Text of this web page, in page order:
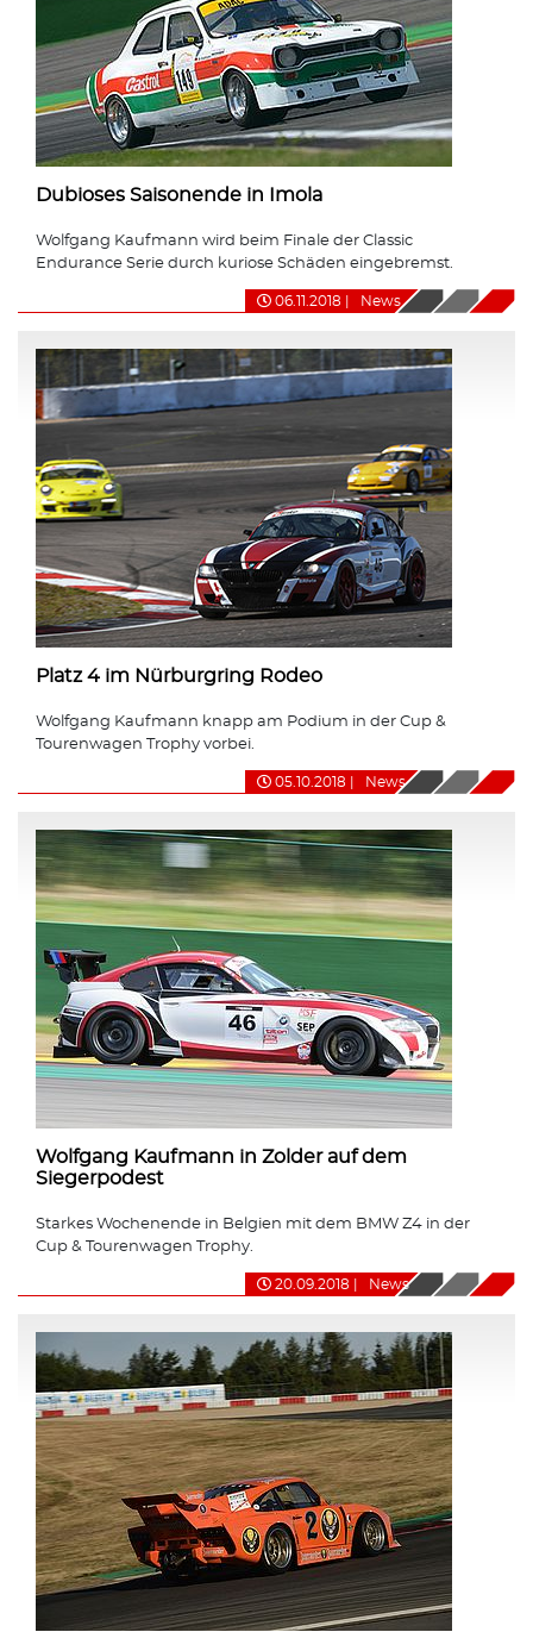
Dubioses Saisonende in Imola
Wolfgang Kaufmann wird beim Finale der Classic
Endurance Serie durch kuriose Schäden eingebremst.
06.11.2018 News
Platz 4 im Nürburgring Rodeo
Wolfgang Kaufmann knapp am Podium in der Cup &
Tourenwagen Trophy vorbei.
05.10.2018 News
Wolfgang Kaufmann in Zolder auf dem
Siegerpodest
Starkes Wochenende in Belgien mit dem BMW Z4 in der
Cup & Tourenwagen Trophy.
20.09.2018 News